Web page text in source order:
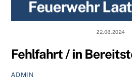
Feuerwehr
22.08.2024
Fehlfahrt / in
ADMIN